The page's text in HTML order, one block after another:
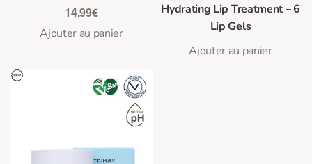
14.99€
Ajouter au panier
Hydrating Lip Treatment – 6
Lip Gels
Ajouter au panier